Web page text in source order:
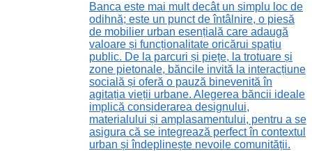
Banca este mai mult decât un simplu loc de
odihnă; este un punct de întâlnire, o piesă
de mobilier urban esențială care adaugă
valoare și funcționalitate oricărui spațiu
public. De la parcuri și piețe, la trotuare și
zone pietonale, băncile invită la interacțiune
socială și oferă o pauză binevenită în
agitația vieții urbane. Alegerea băncii ideale
implică considerarea designului,
materialului și amplasamentului, pentru a se
asigura că se integrează perfect în contextul
urban și îndeplinește nevoile comunității.